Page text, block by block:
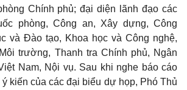
Chính phủ; đại diện lãnh đạo các
phòng, Công an, Xây dựng, Công
và Đào tạo, Khoa học và Công nghệ,
trường, Thanh tra Chính phủ, Ngân
Nam, Nội vụ. Sau khi nghe báo cáo
kiến của các đại biểu dự họp, Phó Thủ